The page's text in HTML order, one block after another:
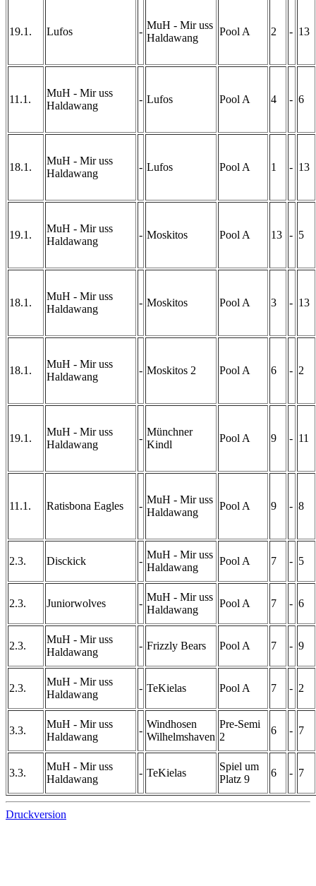
19.1. Lufos -
MuH - Mir uss
Haldawang
Pool A 2 - 13
11.1.
MuH - Mir uss
Haldawang
- Lufos Pool A 4 - 6
18.1.
MuH - Mir uss
Haldawang
- Lufos Pool A 1 - 13
19.1.
MuH - Mir uss
Haldawang
- Moskitos Pool A 13 - 5
18.1.
MuH - Mir uss
Haldawang
- Moskitos Pool A 3 - 13
18.1.
MuH - Mir uss
Haldawang
- Moskitos 2 Pool A 6 - 2
19.1.
MuH - Mir uss
Haldawang
-
Münchner
Kindl
Pool A 9 - 11
11.1. Ratisbona Eagles -
MuH - Mir uss
Haldawang
Pool A 9 - 8
2.3. Disckick -
MuH - Mir uss
Haldawang
Pool A 7 - 5
2.3. Juniorwolves -
MuH - Mir uss
Haldawang
Pool A 7 - 6
2.3.
MuH - Mir uss
Haldawang
- Frizzly Bears Pool A 7 - 9
2.3.
MuH - Mir uss
Haldawang
- TeKielas Pool A 7 - 2
3.3.
MuH - Mir uss
Haldawang
-
Windhosen
Wilhelmshaven
Pre-Semi
2
6 - 7
3.3.
MuH - Mir uss
Haldawang
- TeKielas
Spiel um
Platz 9
6 - 7
Druckversion